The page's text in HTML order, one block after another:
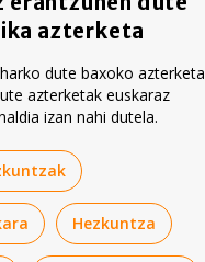
azterketa
dute baxoko azterketa
azterketak euskaraz
izan nahi dutela.
Hezkuntza